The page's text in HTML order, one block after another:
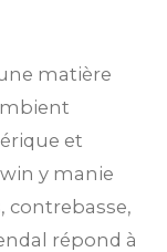
matière
et
y manie
contrebasse,
répond à